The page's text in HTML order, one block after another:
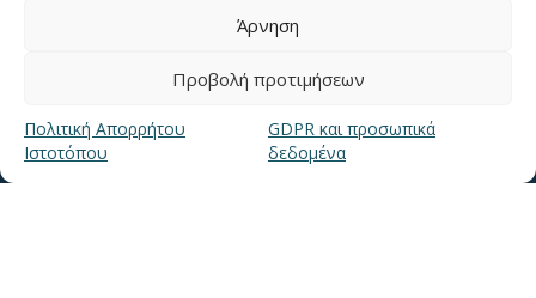
Άρνηση
Προβολή προτιμήσεων
Πολιτική Απορρήτου
Ιστοτόπου
GDPR και προσωπικά
δεδομένα
ΧΡΗΣΙΜΑ LINKS
Νέα
Μουσείο Ύδρευσης ΕΥΑΘ